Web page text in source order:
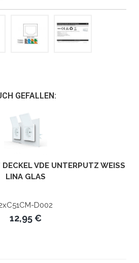
GEFALLEN:
VDE UNTERPUTZ WEISS L
INA GLAS
D002
12,95 €